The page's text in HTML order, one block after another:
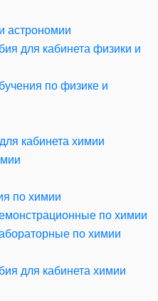
астрономии
для кабинета физики и
по физике и
кабинета химии
по химии
по химии
по химии
для кабинета химии